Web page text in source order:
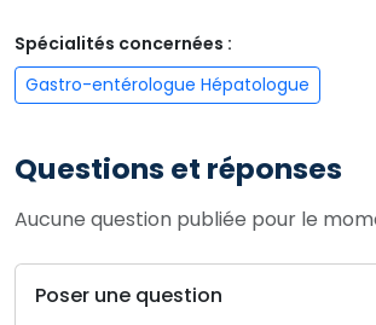
Spécialités concernées :
Gastro-entérologue Hépatologue
Questions et réponses
Aucune question publiée pour le
Poser une question